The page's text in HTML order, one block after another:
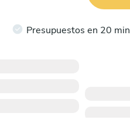
Presupuestos en 20 min